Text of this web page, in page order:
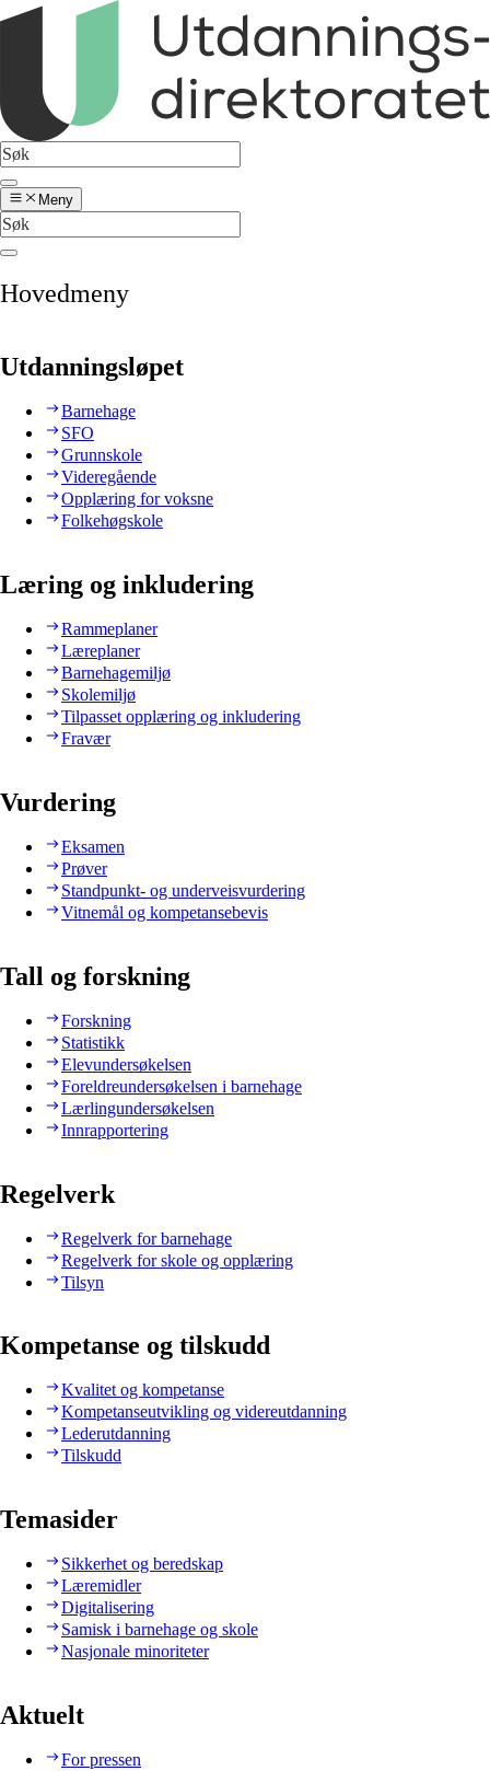
Meny
Hovedmeny
Utdanningsløpet
Barnehage
SFO
Grunnskole
Videregående
Opplæring for voksne
Folkehøgskole
Læring og inkludering
Rammeplaner
Læreplaner
Barnehagemiljø
Skolemiljø
Tilpasset opplæring og inkludering
Fravær
Vurdering
Eksamen
Prøver
Standpunkt- og underveisvurdering
Vitnemål og kompetansebevis
Tall og forskning
Forskning
Statistikk
Elevundersøkelsen
Foreldreundersøkelsen i barnehage
Lærlingundersøkelsen
Innrapportering
Regelverk
Regelverk for barnehage
Regelverk for skole og opplæring
Tilsyn
Kompetanse og tilskudd
Kvalitet og kompetanse
Kompetanseutvikling og videreutdanning
Lederutdanning
Tilskudd
Temasider
Sikkerhet og beredskap
Læremidler
Digitalisering
Samisk i barnehage og skole
Nasjonale minoriteter
Aktuelt
For pressen